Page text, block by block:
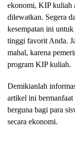
ekonomi, KIP kuliah
dilewatkan. Segera
kesempatan ini
tinggi favorit Anda.
mahal, karena
program KIP kuliah.
Demikianlah
artikel ini
berguna bagi para
secara ekonomi.